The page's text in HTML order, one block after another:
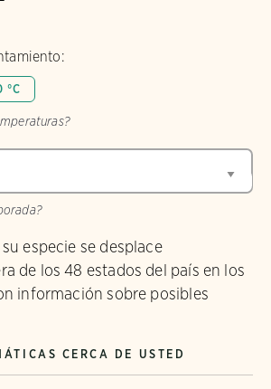
°C
especie se desplace
de los 48 estados del país en los
información sobre posibles
CERCA DE USTED